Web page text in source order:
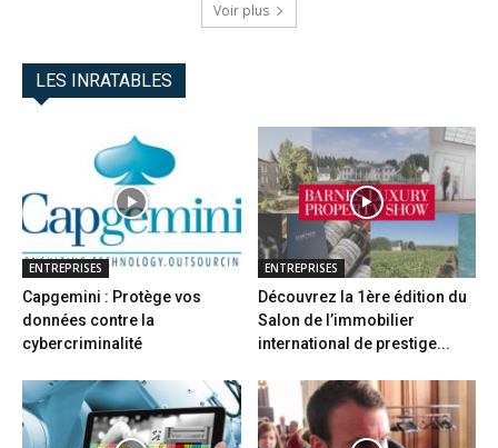
Voir plus
LES INRATABLES
ENTREPRISES
Capgemini : Protège vos
données contre la
cybercriminalité
ENTREPRISES
Découvrez la 1ère édition du
Salon de l’immobilier
international de prestige...